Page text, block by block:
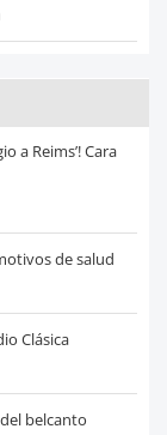
a Reims’! Cara
de salud
Clásica
belcanto